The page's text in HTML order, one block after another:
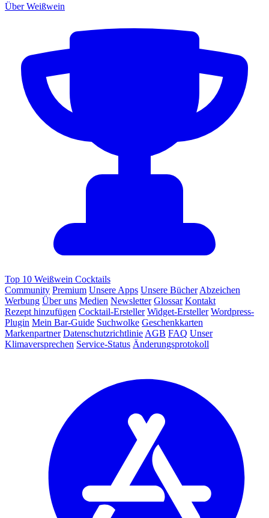
Über Weißwein
Top 10 Weißwein Cocktails
Community Premium Unsere Apps Unsere Bücher Abzeichen
Werbung Über uns Medien Newsletter Glossar Kontakt
Rezept hinzufügen Cocktail-Ersteller Widget-Ersteller Wordpress-
Plugin Mein Bar-Guide Suchwolke Geschenkkarten
Markenpartner Datenschutzrichtlinie AGB FAQ Unser
Klimaversprechen Service-Status Änderungsprotokoll